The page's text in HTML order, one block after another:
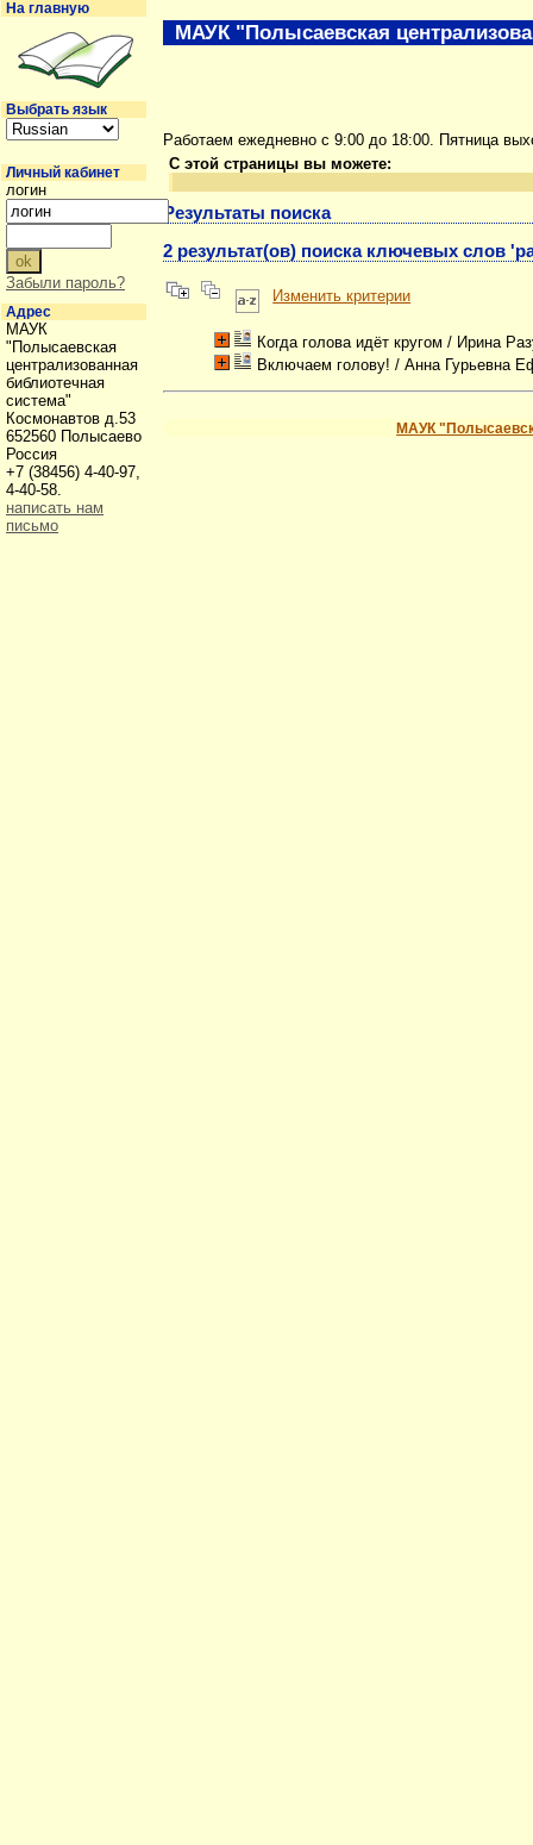
Работаем ежедневно с 9:00 до 18:00. Пятница
С этой страницы вы можете:
Результаты поиска
2 результат(ов) поиска ключевых слов
Изменить критерии
Когда голова идёт кругом / Ирина
Включаем голову! / Анна Гурьевна
МАУК
МАУК "Полысаевская
На главную
Выбрать язык
Личный кабинет
логин
Забыли пароль?
Адрес
МАУК
"Полысаевская
централизованная
библиотечная
система"
Космонавтов д.53
652560 Полысаево
Россия
+7 (38456) 4-40-97,
4-40-58.
написать нам
письмо